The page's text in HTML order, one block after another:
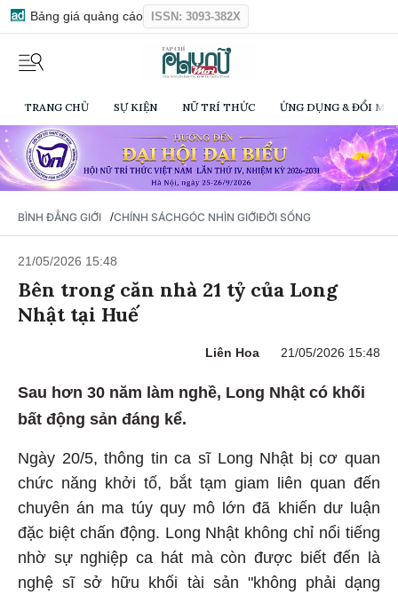
Bảng giá quảng cáo ISSN: 3093-382X
TRANG CHỦ SỰ KIỆN NỮ TRÍ THỨC ỨNG DỤNG & ĐỔI
BÌNH ĐẲNG GIỚI /CHÍNH SÁCHGÓC NHÌN GIỚIĐỜI SỐNG
21/05/2026 15:48
Bên trong căn nhà 21 tỷ của Long
Nhật tại Huế
Liên Hoa 21/05/2026 15:48
Sau hơn 30 năm làm nghề, Long Nhật có khối
bất động sản đáng kể.
Ngày 20/5, thông tin ca sĩ Long Nhật bị cơ quan
chức năng khởi tố, bắt tạm giam liên quan đến
chuyên án ma túy quy mô lớn đã khiến dư luận
đặc biệt chấn động. Long Nhật không chỉ nổi tiếng
nhờ sự nghiệp ca hát mà còn được biết đến là
nghệ sĩ sở hữu khối tài sản "không phải dạng